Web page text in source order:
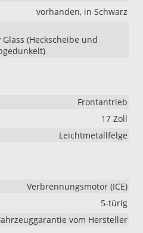
vorhanden, in Schwarz
(Heckscheibe und
Frontantrieb
17 Zoll
Leichtmetallfelge
Verbrennungsmotor (ICE)
5-türig
vom Hersteller